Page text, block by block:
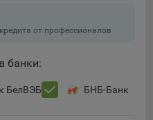
позволяют посещать
чтобы ограничить
файлы cookie. Кроме
может удалить ранее
соответствующую
от профессионалов
банки:
БелВЭБ БНБ-Банк